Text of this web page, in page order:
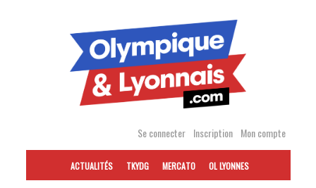
Se connecter Inscription Mon compte
ACTUALITÉS TKYDG MERCATO OL LYONNES